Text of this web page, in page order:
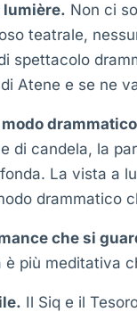
lumière. Non ci
teatrale,
spettacolo
Atene e se ne
di candela, la
La vista a
drammatico
che si
è più
Il Siq e il